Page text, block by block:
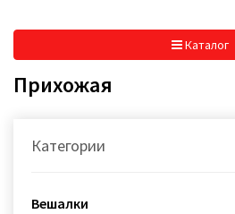
Каталог
Прихожая
Категории
Вешалки